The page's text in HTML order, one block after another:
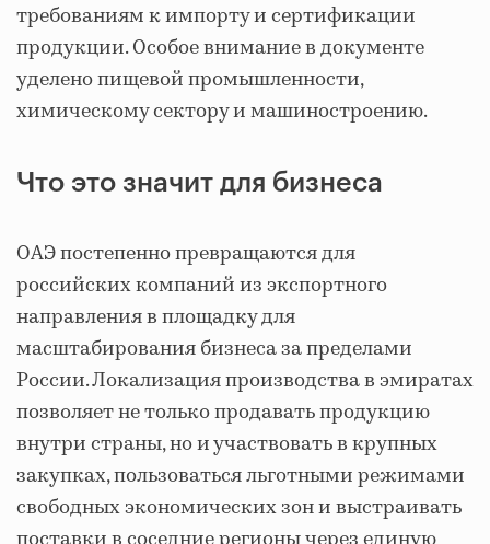
требованиям к импорту и сертификации
продукции. Особое внимание в документе
уделено пищевой промышленности,
химическому сектору и машиностроению.
Что это значит для бизнеса
ОАЭ постепенно превращаются для
российских компаний из экспортного
направления в площадку для
масштабирования бизнеса за пределами
России. Локализация производства в эмиратах
позволяет не только продавать продукцию
внутри страны, но и участвовать в крупных
закупках, пользоваться льготными режимами
свободных экономических зон и выстраивать